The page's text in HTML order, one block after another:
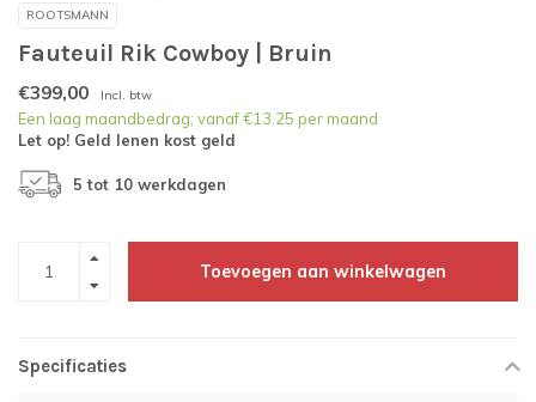
ROOTSMANN
Fauteuil Rik Cowboy | Bruin
€399,00 Incl. btw
Een laag maandbedrag; vanaf €13.25 per maand
Let op! Geld lenen kost geld
5 tot 10 werkdagen
Toevoegen aan winkelwagen
Specificaties